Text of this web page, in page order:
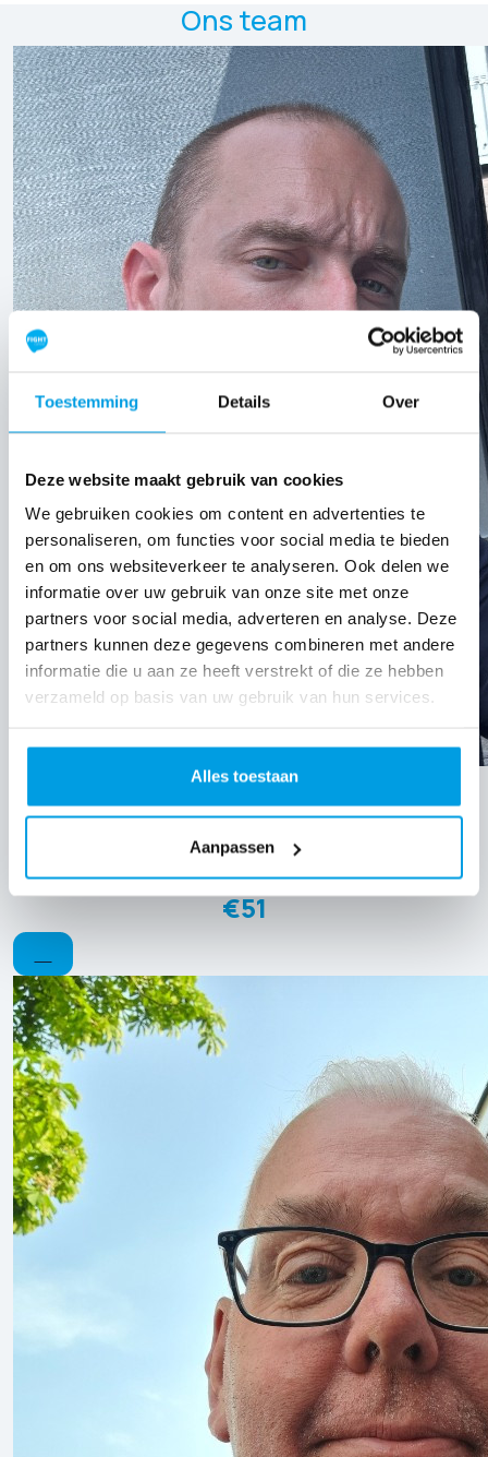
Toestemming Details Over
Deze website maakt gebruik van cookies
We gebruiken cookies om content en advertenties te
personaliseren, om functies voor social media te bieden
en om ons websiteverkeer te analyseren. Ook delen we
informatie over uw gebruik van onze site met onze
partners voor social media, adverteren en analyse. Deze
partners kunnen deze gegevens combineren met andere
informatie die u aan ze heeft verstrekt of die ze hebben
verzameld op basis van uw gebruik van hun services.
Alles toestaan
Aanpassen
Ons team
Huub Keepers
Raised so far
€51